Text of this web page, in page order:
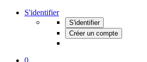
S'identifier
S'identifier
Créer un compte
0